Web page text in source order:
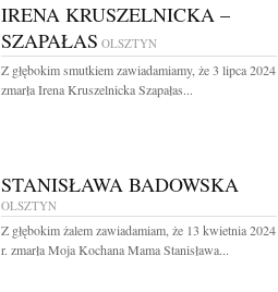
IRENA KRUSZELNICKA –
SZAPAŁAS OLSZTYN
Z głębokim smutkiem zawiadamiamy, że 3 lipca 2024
zmarła Irena Kruszelnicka Szapałas...
STANISŁAWA BADOWSKA
OLSZTYN
Z głębokim żalem zawiadamiam, że 13 kwietnia 2024
r. zmarła Moja Kochana Mama Stanisława...